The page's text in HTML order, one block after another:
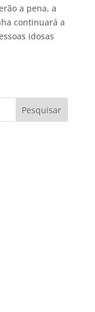
a pena, a
continuará a
idosas